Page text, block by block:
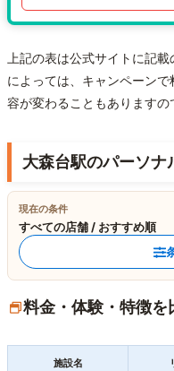
上記の表は公式サイトに記
によっては、キャンペーン
容が変わることもありますの
大森台駅のパーソナ
現在の条件
すべての店舗 / おすすめ順
料金・体験・特徴を
施設名